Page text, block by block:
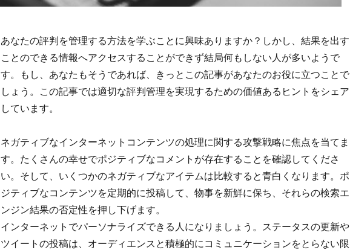
あなたの評判を管理する方法を学ぶことに興味ありますか？しかし、結果を出す
ことのできる情報へアクセスすることができず結局何もしない人が多いようで
す。もし、あなたもそうであれば、きっとこの記事があなたのお役に立つことで
しょう。この記事では適切な評判管理を実現するための価値あるヒントをシェア
しています。
ネガティブなインターネットコンテンツの処理に関する攻撃戦略に焦点を当てま
す。たくさんの幸せでポジティブなコメントが存在することを確認してくださ
い。そして、いくつかのネガティブなアイテムは比較すると青白くなります。ポ
ジティブなコンテンツを定期的に投稿して、物事を新鮮に保ち、それらの検索エ
ンジン結果の否定性を押し下げます。
インターネットでパーソナライズできる人になりましょう。ステータスの更新や
ツイートの投稿は、オーディエンスと積極的にコミュニケーションをとらない限